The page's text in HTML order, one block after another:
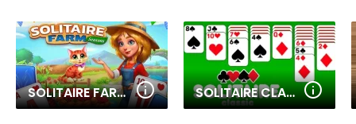
SOLITAIRE FARM: SEASONS SOLITAIRE CLASSIC 2